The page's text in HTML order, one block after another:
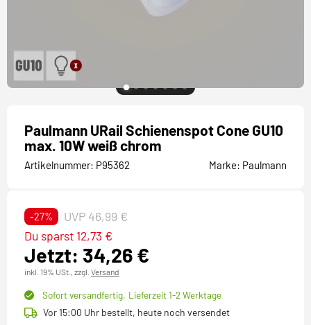
Paulmann URail Schienenspot Cone GU10
max. 10W weiß chrom
Artikelnummer: P95362 Marke: Paulmann
-27% UVP 46,99 €
Jetzt: 34,26 €
Du sparst 12,73 €
inkl. 19% USt., zzgl. Versand
Sofort versandfertig, Lieferzeit 1-2 Werktage
Vor 15:00 Uhr bestellt, heute noch versendet